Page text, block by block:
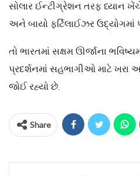
સોલાર ઈન્ટીગ્રેશન તરફ ધ્યાન
અને બાયો ફર્ટિલાઈઝર ઉદ્યોગમાં
તો ભારતમાં સક્ષમ ઊર્જાના
પ્રદર્શનમાં સહભાગીઓ માટે ખરા
જોઈ રહ્યો છે.
Share